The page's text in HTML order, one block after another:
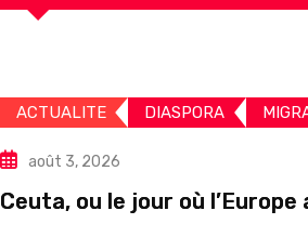
ACTUALITE DIASPORA
août 3, 2026
Ceuta, ou le jour où l’Europe